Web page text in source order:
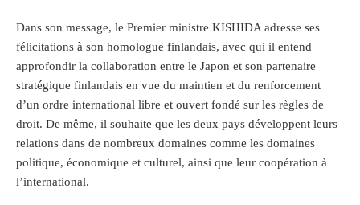
Dans son message, le Premier ministre KISHIDA adresse ses
félicitations à son homologue finlandais, avec qui il entend
approfondir la collaboration entre le Japon et son partenaire
stratégique finlandais en vue du maintien et du renforcement
d’un ordre international libre et ouvert fondé sur les règles de
droit. De même, il souhaite que les deux pays développent leurs
relations dans de nombreux domaines comme les domaines
politique, économique et culturel, ainsi que leur coopération à
l’international.